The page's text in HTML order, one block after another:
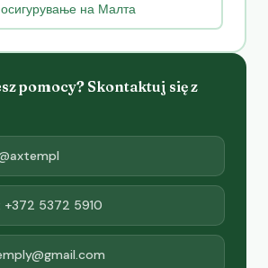
на Малта
pomocy? Skontaktuj się z
5372 5910